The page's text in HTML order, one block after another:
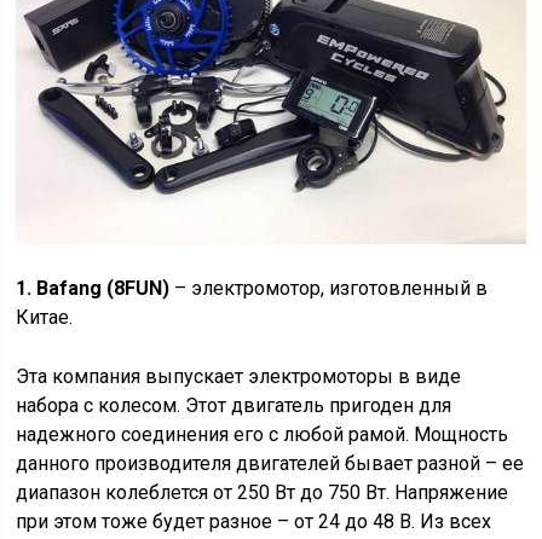
1. Bafang (8FUN) – электромотор, изготовленный в
Китае.
Эта компания выпускает электромоторы в виде
набора с колесом. Этот двигатель пригоден для
надежного соединения его с любой рамой. Мощность
данного производителя двигателей бывает разной – ее
диапазон колеблется от 250 Вт до 750 Вт. Напряжение
при этом тоже будет разное – от 24 до 48 В. Из всех